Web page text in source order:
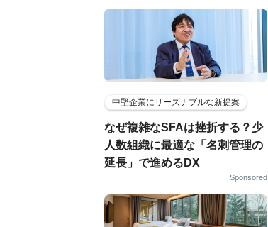
中堅企業にリーズナブルな新提案
なぜ複雑なSFAは挫折する？少
人数組織に最適な「名刺管理の
延長」で進めるDX
Sponsored